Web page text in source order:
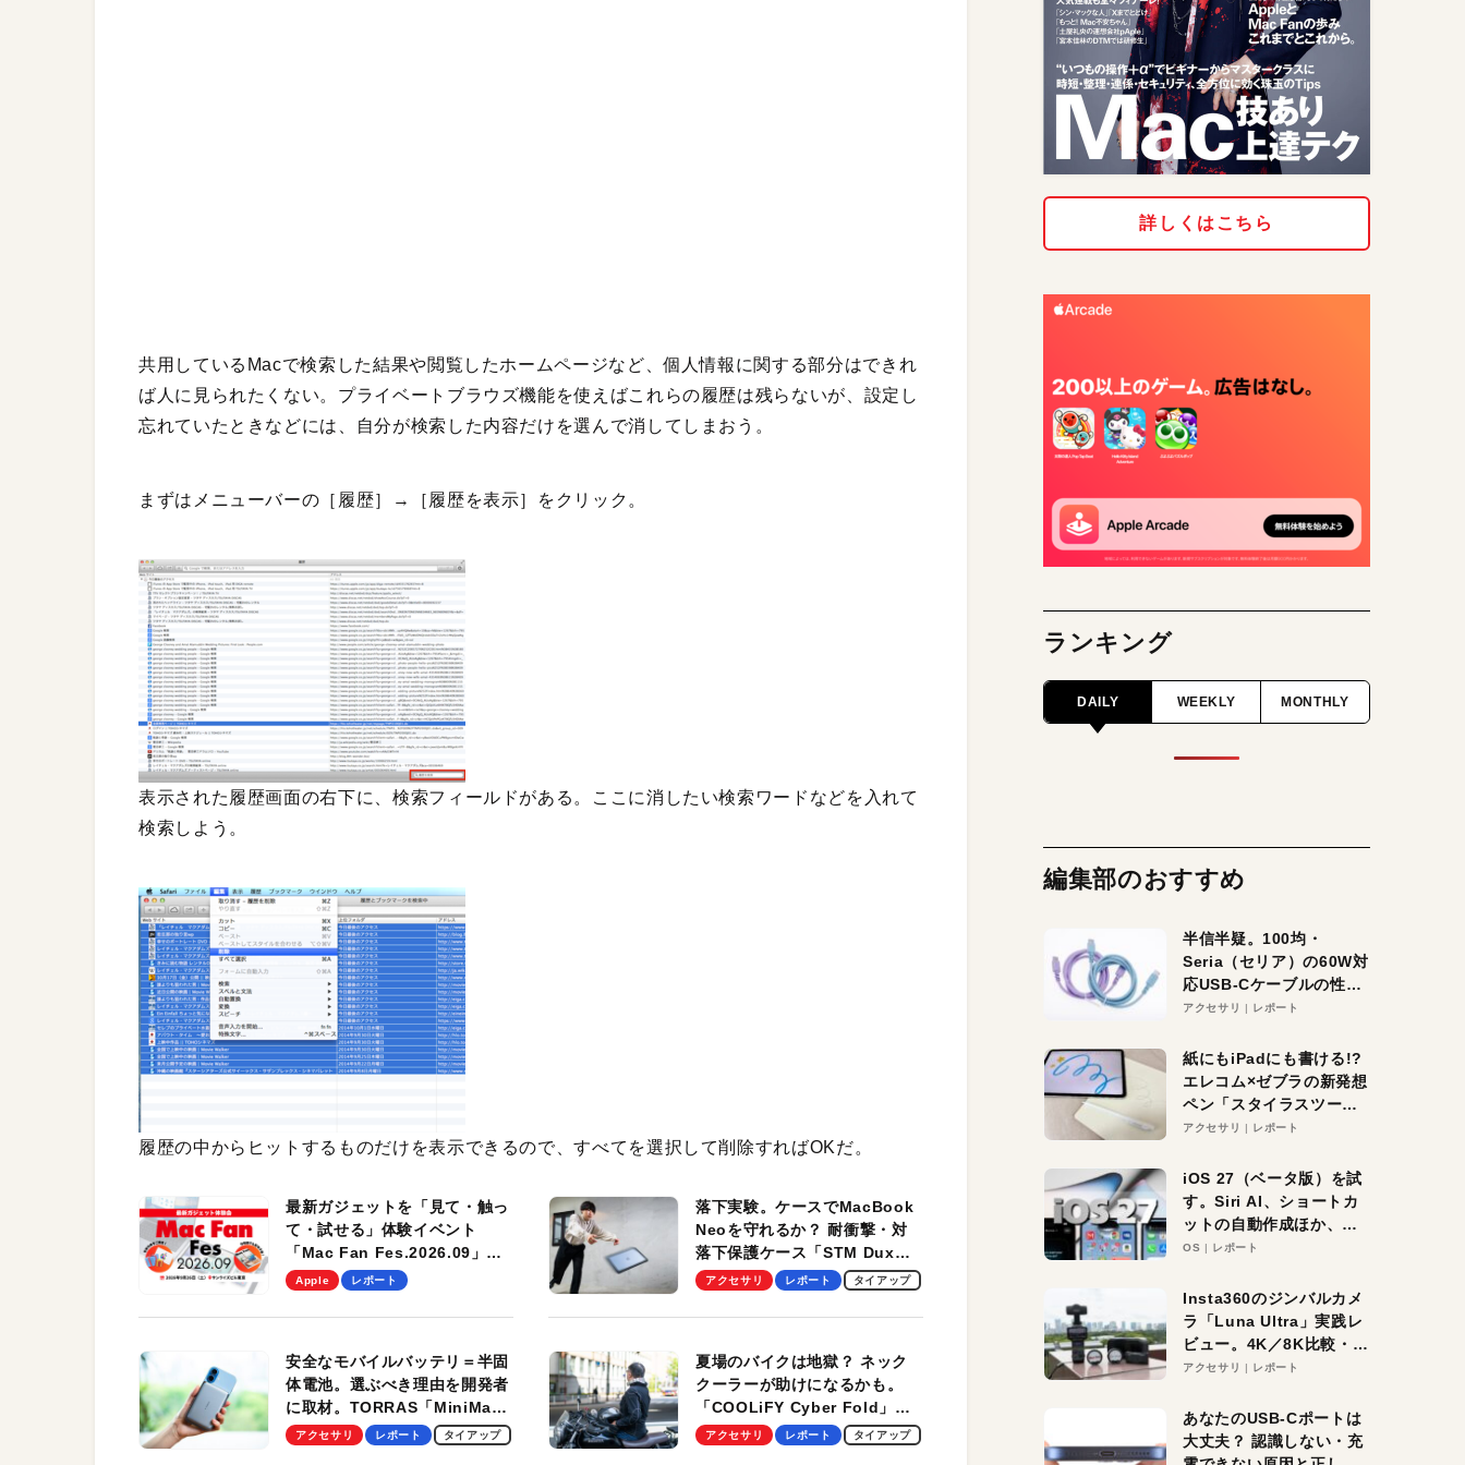
共用しているMacで検索した結果や閲覧したホームページなど、個人情報に関する部分はできれ
ば人に見られたくない。プライベートブラウズ機能を使えばこれらの履歴は残らないが、設定し
忘れていたときなどには、自分が検索した内容だけを選んで消してしまおう。
まずはメニューバーの［履歴］→［履歴を表示］をクリック。
表示された履歴画面の右下に、検索フィールドがある。ここに消したい検索ワードなどを入れて
検索しよう。
履歴の中からヒットするものだけを表示できるので、すべてを選択して削除すればOKだ。
最新ガジェットを「見て・触っ
て・試せる」体験イベント
「Mac Fan Fes.2026.09」
を、9月26日（土）に開催しま
Apple レポート
落下実験。ケースでMacBook
Neoを守れるか？ 耐衝撃・対
落下保護ケース「STM Dux
Ultra」を検証。学生、ビジネ
適！
アクセサリ レポート タイアップ
安全なモバイルバッテリ＝半固
体電池。選ぶべき理由を開発者
に取材。TORRAS「MiniMag
Pro」の実機レビューも
アクセサリ レポート タイアップ
夏場のバイクは地獄？ ネック
クーラーが助けになるかも。
「COOLiFY Cyber Fold」レ
ビュー。冷却の速さ、密着する
アクセサリ レポート タイアップ
詳しくはこちら
ランキング
DAILY WEEKLY MONTHLY
編集部のおすすめ
半信半疑。100均・
Seria（セリア）の60W対
応USB-Cケーブルの性能
を検証。超コスパの1本を
アクセサリ レポート
紙にもiPadにも書ける!?
エレコム×ゼブラの新発想
ペン「スタイラスツーウ
ェイ」レビュー。持ち替
アクセサリ レポート
iOS 27（ベータ版）を試
す。Siri AI、ショートカ
ットの自動作成ほか、期
待大の便利機能5選。
る未来はすぐそこ！
OS レポート
Insta360のジンバルカメ
ラ「Luna Ultra」実践レ
ビュー。4K／8K比較・ズ
ーム・夜間撮影をチェッ
アクセサリ レポート
あなたのUSB-Cポートは
大丈夫？ 認識しない・充